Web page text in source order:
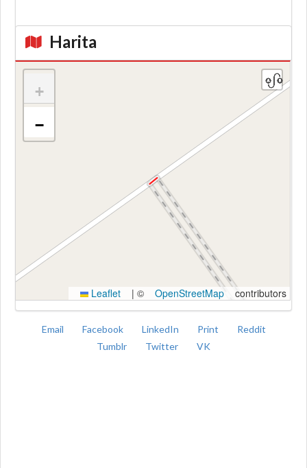
Harita
+
−
Leaflet | © OpenStreetMap contributors
Email Facebook LinkedIn Print
Reddit
Tumblr
Twitter VK